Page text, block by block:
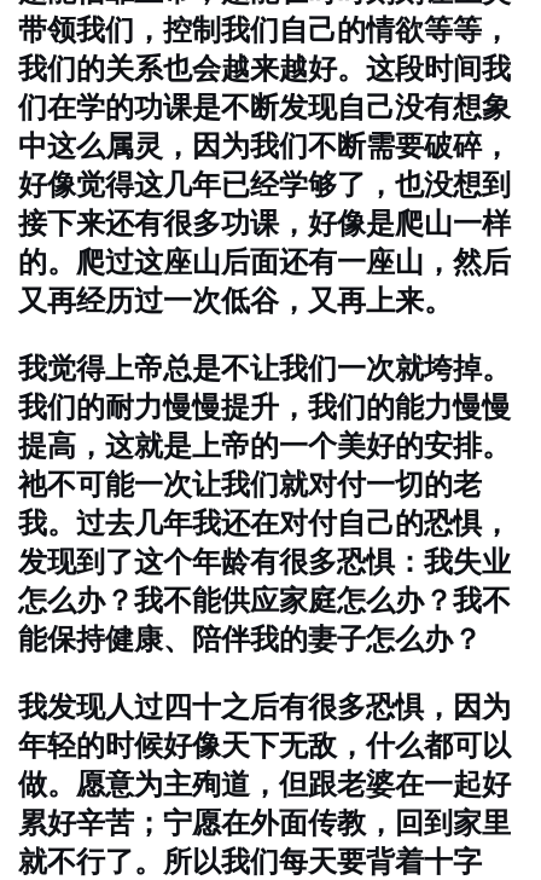
带领我们，控制我们自己的情欲等等，
我们的关系也会越来越好。这段时间我
们在学的功课是不断发现自己没有想象
中这么属灵，因为我们不断需要破碎，
好像觉得这几年已经学够了，也没想到
接下来还有很多功课，好像是爬山一样
的。爬过这座山后面还有一座山，然后
又再经历过一次低谷，又再上来。
我觉得上帝总是不让我们一次就垮掉。
我们的耐力慢慢提升，我们的能力慢慢
提高，这就是上帝的一个美好的安排。
祂不可能一次让我们就对付一切的老
我。过去几年我还在对付自己的恐惧，
发现到了这个年龄有很多恐惧：我失业
怎么办？我不能供应家庭怎么办？我不
能保持健康、陪伴我的妻子怎么办？
我发现人过四十之后有很多恐惧，因为
年轻的时候好像天下无敌，什么都可以
做。愿意为主殉道，但跟老婆在一起好
累好辛苦；宁愿在外面传教，回到家里
就不行了。所以我们每天要背着十字